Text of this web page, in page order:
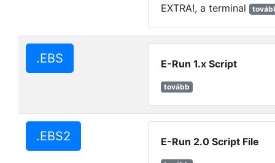
EXTRA!, a terminal
.EBS E-Run 1.x Script
tovább
.EBS2 E-Run 2.0 Script File